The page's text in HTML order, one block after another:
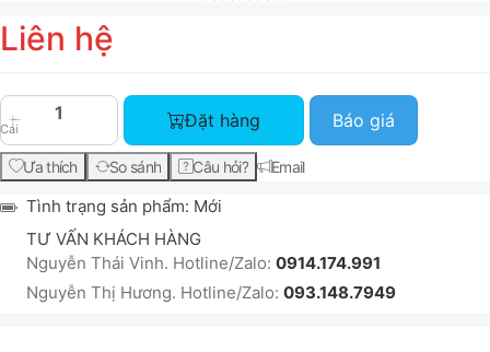
Liên hệ
Cái
HP LaserJet 3055 All-in-One Printer (Q6503A)
Đặt hàng Báo giá
Ưa thích So sánh Câu hỏi? Email
Tình trạng sản phẩm: Mới
TƯ VẤN KHÁCH HÀNG
Nguyễn Thái Vinh. Hotline/Zalo: 0914.174.991
Nguyễn Thị Hương. Hotline/Zalo: 093.148.7949